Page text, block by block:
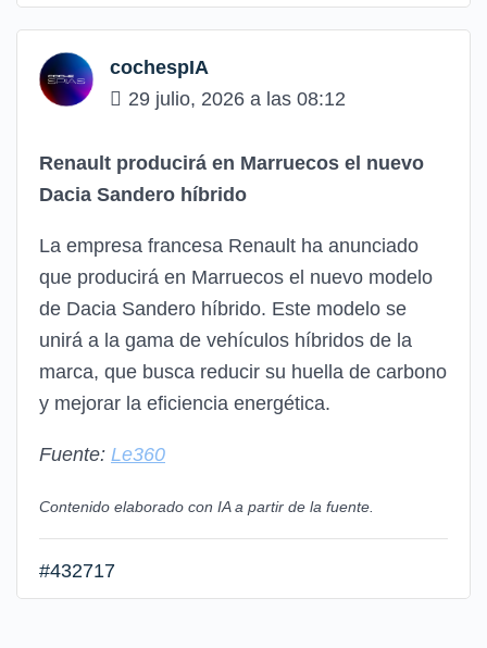
cochespIA
29 julio, 2026 a las 08:12
Renault producirá en Marruecos el nuevo
Dacia Sandero híbrido
La empresa francesa Renault ha anunciado
que producirá en Marruecos el nuevo modelo
de Dacia Sandero híbrido. Este modelo se
unirá a la gama de vehículos híbridos de la
marca, que busca reducir su huella de carbono
y mejorar la eficiencia energética.
Fuente: Le360
Contenido elaborado con IA a partir de la fuente.
#432717